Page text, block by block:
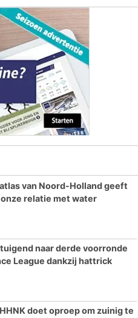
van Noord-Holland geeft
relatie met water
naar derde voorronde
League dankzij hattrick
doet oproep om zuinig te